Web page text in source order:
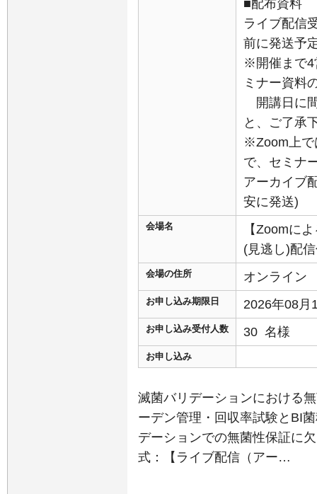
■配布資料
ライブ配信
前に発送予
※開催まで4
ミナー資料
開講日に
と、ご了承
※Zoom上で
で、セミナ
アーカイブ
安に発送)
会場名
【Zoomに
(見逃し)配
会場の住所 オンライン
お申し込み期限日 2026年08月
お申し込み受付人数 30 名様
お申し込み
滅菌バリデーションにおける
ーデン管理・回収率試験とBI
デーションでの無菌性保証に
式：【ライブ配信（アー…